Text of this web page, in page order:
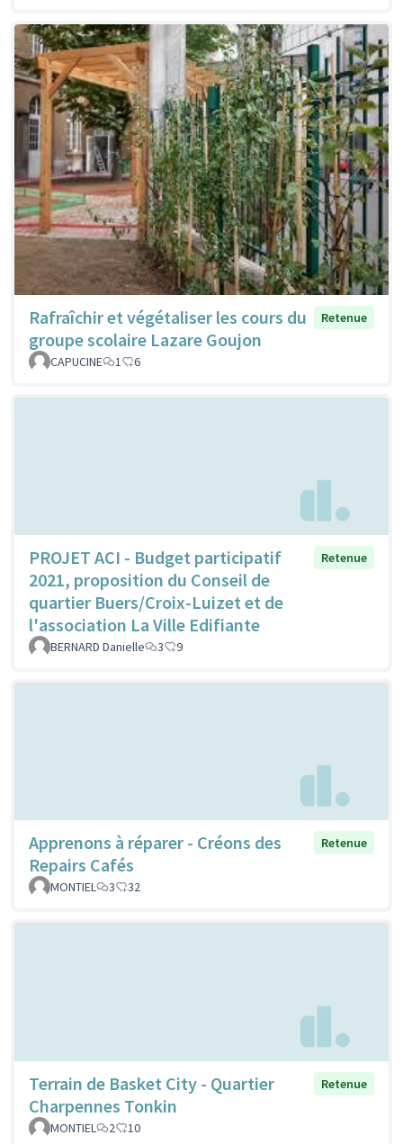
Rafraîchir et végétaliser les cours du
groupe scolaire Lazare Goujon
Retenue
CAPUCINE 1 6
PROJET ACI - Budget participatif
2021, proposition du Conseil de
quartier Buers/Croix-Luizet et de
l'association La Ville Edifiante
Retenue
BERNARD Danielle 3 9
Apprenons à réparer - Créons des
Repairs Cafés
Retenue
MONTIEL 3 32
Terrain de Basket City - Quartier
Charpennes Tonkin
Retenue
MONTIEL 2 10